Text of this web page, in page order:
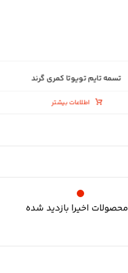
تسمه تایم تویوتا کمری گرند
اطلاعات بیشتر
محصولات اخیرا بازدید شده